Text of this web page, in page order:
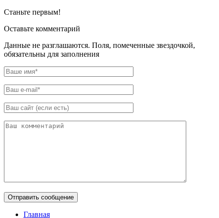
Станьте первым!
Оставьте комментарий
Данные не разглашаются. Поля, помеченные звездочкой,
обязательны для заполнения
Главная